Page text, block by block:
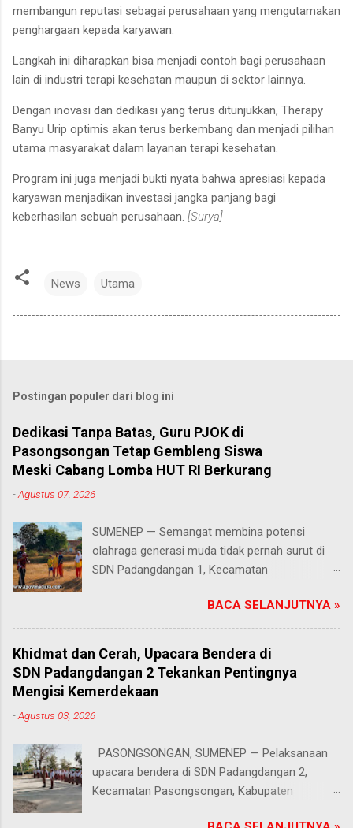
membangun reputasi sebagai perusahaan yang mengutamakan
penghargaan kepada karyawan.
Langkah ini diharapkan bisa menjadi contoh bagi perusahaan
lain di industri terapi kesehatan maupun di sektor lainnya.
Dengan inovasi dan dedikasi yang terus ditunjukkan, Therapy
Banyu Urip optimis akan terus berkembang dan menjadi pilihan
utama masyarakat dalam layanan terapi kesehatan.
Program ini juga menjadi bukti nyata bahwa apresiasi kepada
karyawan menjadikan investasi jangka panjang bagi
keberhasilan sebuah perusahaan. [Surya]
News Utama
Postingan populer dari blog ini
Dedikasi Tanpa Batas, Guru PJOK di
Pasongsongan Tetap Gembleng Siswa
Meski Cabang Lomba HUT RI Berkurang
-Agustus 07, 2026
SUMENEP — Semangat membina potensi
olahraga generasi muda tidak pernah surut di
SDN Padangdangan 1, Kecamatan
(5/8/2026) Meski beberapa cabang olahraga
tidak masuk dalam daftar kompetisi perayaan
Hari Ulang Tahun (HUT) Kemerdekaan Republik
Indonesia tahun ini, proses latihan bagi para
siswa tetap berjalan penuh antusias. Risqon
Olahraga, dan Kesehatan (PJOK) di sekolah
melatih anak-anak didiknya. Salah satu cabang
yang absen pada perayaan tahun ini adalah
lomba lari, padahal nomor atletik tersebut
BACA SELANJUTNYA »
Khidmat dan Cerah, Upacara Bendera di
SDN Padangdangan 2 Tekankan Pentingnya
Mengisi Kemerdekaan
-Agustus 03, 2026
PASONGSONGAN, SUMENEP — Pelaksanaan
upacara bendera di SDN Padangdangan 2,
Kecamatan Pasongsongan, Kabupaten